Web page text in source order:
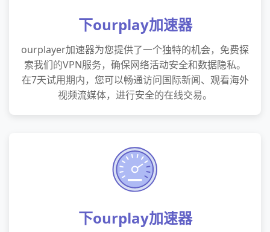
下ourplay加速器
ourplayer加速器为您提供了一个独特的机会，免费探
索我们的VPN服务，确保网络活动安全和数据隐私。
在7天试用期内，您可以畅通访问国际新闻、观看海外
视频流媒体，进行安全的在线交易。
下ourplay加速器